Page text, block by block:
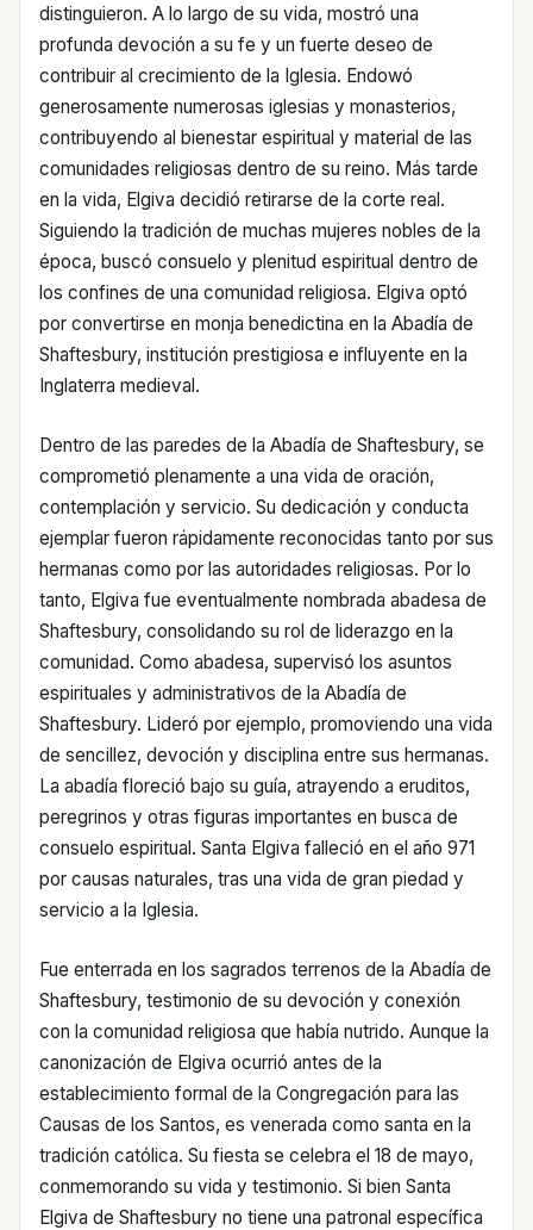
distinguieron. A lo largo de su vida, mostró una
profunda devoción a su fe y un fuerte deseo de
contribuir al crecimiento de la Iglesia. Endowó
generosamente numerosas iglesias y monasterios,
contribuyendo al bienestar espiritual y material de las
comunidades religiosas dentro de su reino. Más tarde
en la vida, Elgiva decidió retirarse de la corte real.
Siguiendo la tradición de muchas mujeres nobles de la
época, buscó consuelo y plenitud espiritual dentro de
los confines de una comunidad religiosa. Elgiva optó
por convertirse en monja benedictina en la Abadía de
Shaftesbury, institución prestigiosa e influyente en la
Inglaterra medieval.
Dentro de las paredes de la Abadía de Shaftesbury, se
comprometió plenamente a una vida de oración,
contemplación y servicio. Su dedicación y conducta
ejemplar fueron rápidamente reconocidas tanto por sus
hermanas como por las autoridades religiosas. Por lo
tanto, Elgiva fue eventualmente nombrada abadesa de
Shaftesbury, consolidando su rol de liderazgo en la
comunidad. Como abadesa, supervisó los asuntos
espirituales y administrativos de la Abadía de
Shaftesbury. Lideró por ejemplo, promoviendo una vida
de sencillez, devoción y disciplina entre sus hermanas.
La abadía floreció bajo su guía, atrayendo a eruditos,
peregrinos y otras figuras importantes en busca de
consuelo espiritual. Santa Elgiva falleció en el año 971
por causas naturales, tras una vida de gran piedad y
servicio a la Iglesia.
Fue enterrada en los sagrados terrenos de la Abadía de
Shaftesbury, testimonio de su devoción y conexión
con la comunidad religiosa que había nutrido. Aunque la
canonización de Elgiva ocurrió antes de la
establecimiento formal de la Congregación para las
Causas de los Santos, es venerada como santa en la
tradición católica. Su fiesta se celebra el 18 de mayo,
conmemorando su vida y testimonio. Si bien Santa
Elgiva de Shaftesbury no tiene una patronal específica